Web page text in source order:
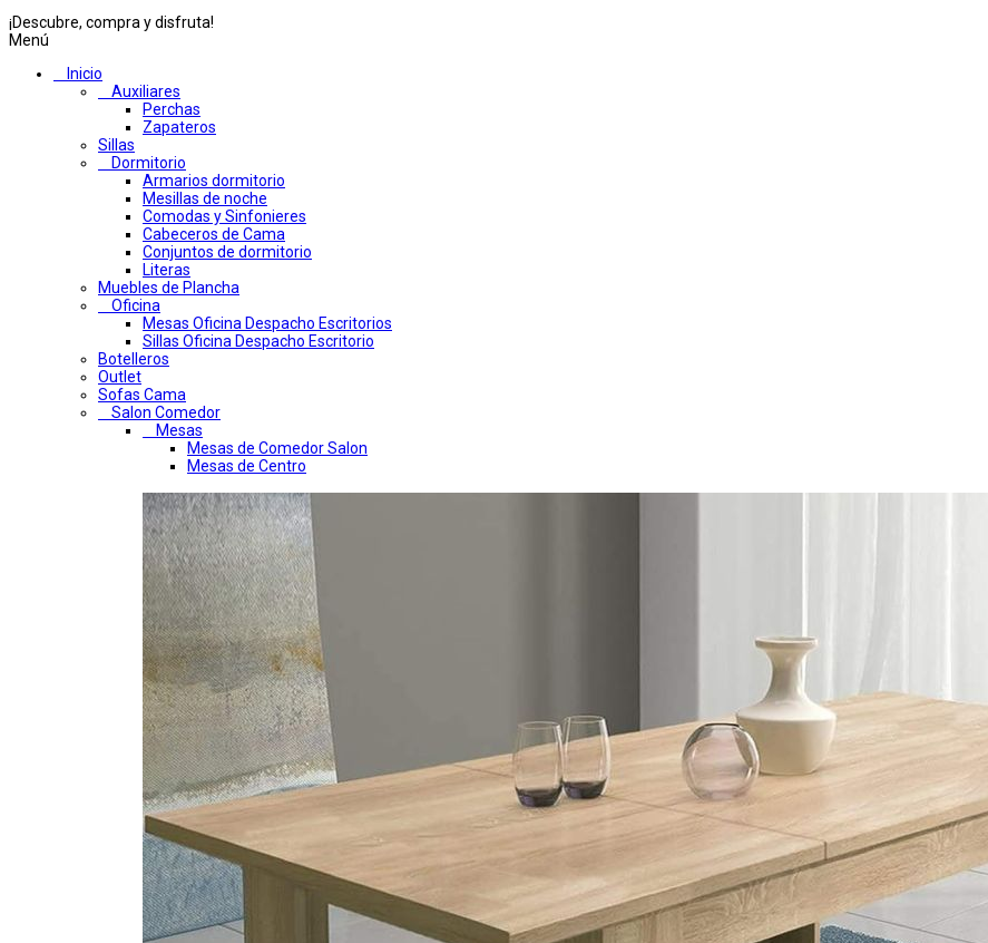
¡Descubre, compra y disfruta!
Menú
Inicio
Auxiliares
Perchas
Zapateros
Sillas
Dormitorio
Armarios dormitorio
Mesillas de noche
Comodas y Sinfonieres
Cabeceros de Cama
Conjuntos de dormitorio
Literas
Muebles de Plancha
Oficina
Mesas Oficina Despacho Escritorios
Sillas Oficina Despacho Escritorio
Botelleros
Outlet
Sofas Cama
Salon Comedor
Mesas
Mesas de Comedor Salon
Mesas de Centro